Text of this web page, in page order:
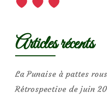
Articles récents
La Punaise à pattes
Rétrospective de juin